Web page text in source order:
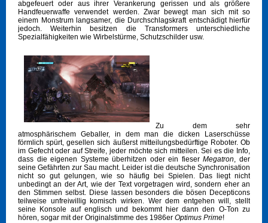
abgefeuert oder aus ihrer Verankerung gerissen und als größere
Handfeuerwaffe verwendet werden. Zwar bewegt man sich mit so
einem Monstrum langsamer, die Durchschlagskraft entschädigt hierfür
jedoch. Weiterhin besitzen die Transformers unterschiedliche
Spezialfähigkeiten wie Wirbelstürme, Schutzschilder usw.
Zu dem sehr
atmosphärischem Geballer, in dem man die dicken Laserschüsse
förmlich spürt, gesellen sich äußerst mitteilungsbedürftige Roboter. Ob
im Gefecht oder auf Streife, jeder möchte sich mitteilen. Sei es die Info,
dass die eigenen Systeme überhitzen oder ein fieserMegatron, der
seine Gefährten zur Sau macht. Leider ist die deutsche Synchronisation
nicht so gut gelungen, wie so häufig bei Spielen. Das liegt nicht
unbedingt an der Art, wie der Text vorgetragen wird, sondern eher an
den Stimmen selbst. Diese lassen besonders die bösen Decepticons
teilweise unfreiwillig komisch wirken. Wer dem entgehen will, stellt
seine Konsole auf englisch und bekommt hier dann den O-Ton zu
hören, sogar mit der Originalstimme des 1986er Optimus Prime!